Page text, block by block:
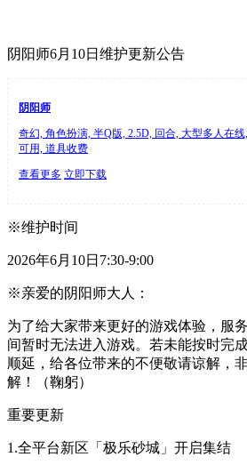
阴阳师6月10日维护更新公告
阴阳师
奇幻, 角色扮演, 半Q版, 2.5D, 回合, 大型多人在
可用, 道具收费
查看更多 立即下载
※维护时间
2026年6月10日7:30-9:00
※亲爱的阴阳师大人：
为了给大家带来更好的游戏体验，服
间暂时无法进入游戏。若未能按时完
顺延，给各位带来的不便敬请谅解，
解！（鞠躬）
重要更新
1.全平台新区「极乐砂城」开启集结